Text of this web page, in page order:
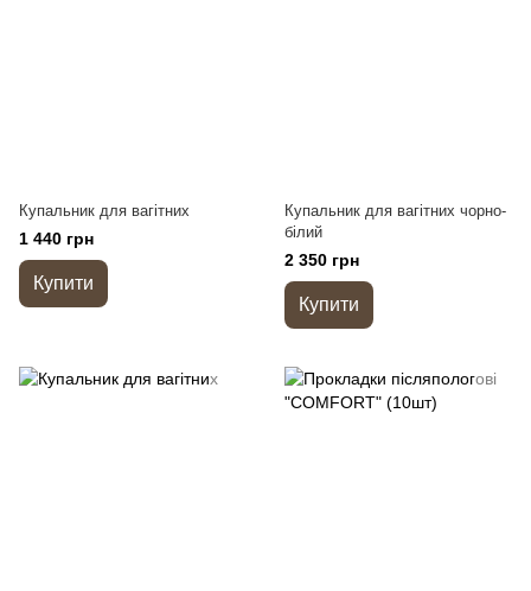
Купальник для вагітних
1 440 грн
Купити
Купальник для вагітних чорно-
білий
2 350 грн
Купити